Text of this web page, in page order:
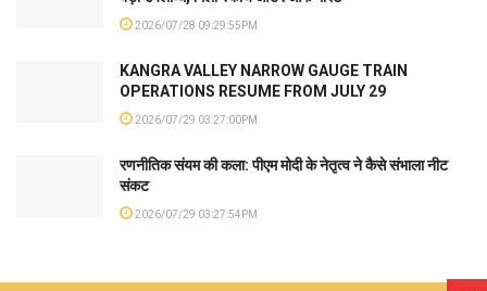
2026/07/28 09:29:55PM
KANGRA VALLEY NARROW GAUGE TRAIN
OPERATIONS RESUME FROM JULY 29
2026/07/29 03:27:00PM
रणनीतिक संयम की कला: पीएम मोदी के नेतृत्व ने कैसे संभाला नीट
संकट
2026/07/29 03:27:54PM